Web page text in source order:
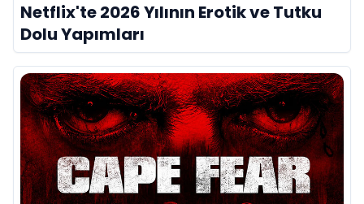
Netflix'te 2026 Yılının Erotik ve Tutku
Dolu Yapımları